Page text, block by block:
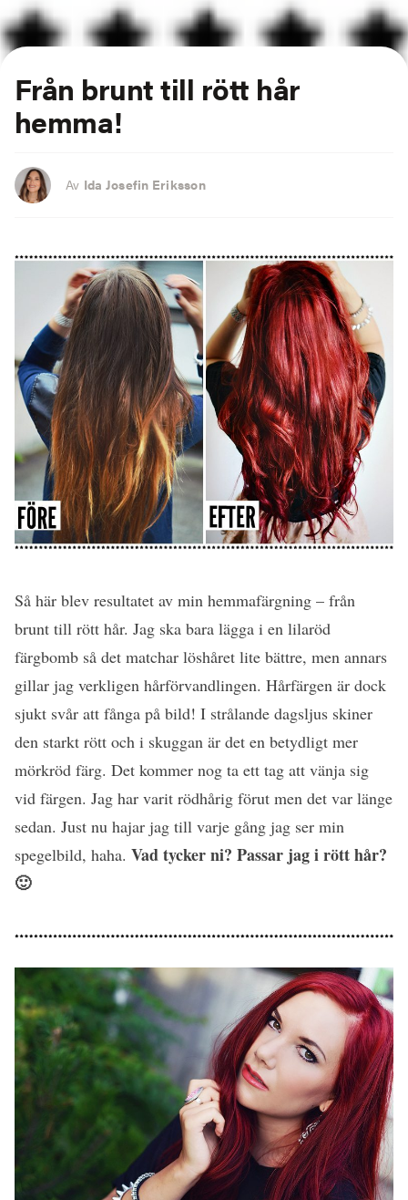
Från brunt till rött hår
hemma!
Av Ida Josefin Eriksson
Så här blev resultatet av min hemmafärgning – från
brunt till rött hår. Jag ska bara lägga i en lilaröd
färgbomb så det matchar löshåret lite bättre, men annars
gillar jag verkligen hårförvandlingen. Hårfärgen är dock
sjukt svår att fånga på bild! I strålande dagsljus skiner
den starkt rött och i skuggan är det en betydligt mer
mörkröd färg. Det kommer nog ta ett tag att vänja sig
vid färgen. Jag har varit rödhårig förut men det var länge
sedan. Just nu hajar jag till varje gång jag ser min
spegelbild, haha. Vad tycker ni? Passar jag i rött hår?
🙂